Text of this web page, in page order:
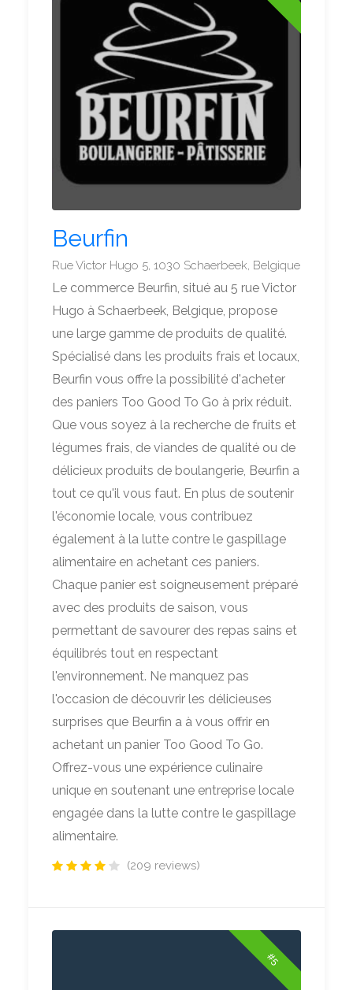
Beurfin
Rue Victor Hugo 5, 1030 Schaerbeek, Belgique
Le commerce Beurfin, situé au 5 rue Victor
Hugo à Schaerbeek, Belgique, propose
une large gamme de produits de qualité.
Spécialisé dans les produits frais et locaux,
Beurfin vous offre la possibilité d'acheter
des paniers Too Good To Go à prix réduit.
Que vous soyez à la recherche de fruits et
légumes frais, de viandes de qualité ou de
délicieux produits de boulangerie, Beurfin a
tout ce qu'il vous faut. En plus de soutenir
l'économie locale, vous contribuez
également à la lutte contre le gaspillage
alimentaire en achetant ces paniers.
Chaque panier est soigneusement préparé
avec des produits de saison, vous
permettant de savourer des repas sains et
équilibrés tout en respectant
l'environnement. Ne manquez pas
l'occasion de découvrir les délicieuses
surprises que Beurfin a à vous offrir en
achetant un panier Too Good To Go.
Offrez-vous une expérience culinaire
unique en soutenant une entreprise locale
engagée dans la lutte contre le gaspillage
alimentaire.
(209 reviews)
#5